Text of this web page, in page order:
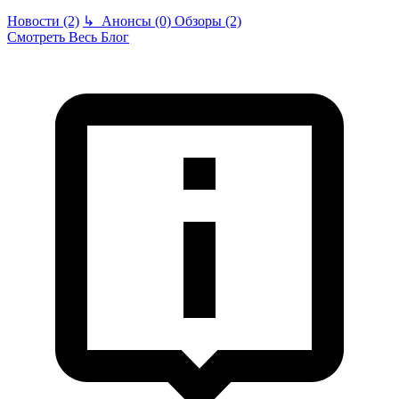
Новости (2) ↳ Анонсы (0) Обзоры (2)
Смотреть Весь Блог